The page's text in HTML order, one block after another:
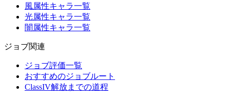
風属性キャラ一覧
光属性キャラ一覧
闇属性キャラ一覧
ジョブ関連
ジョブ評価一覧
おすすめのジョブルート
ClassIV解放までの道程